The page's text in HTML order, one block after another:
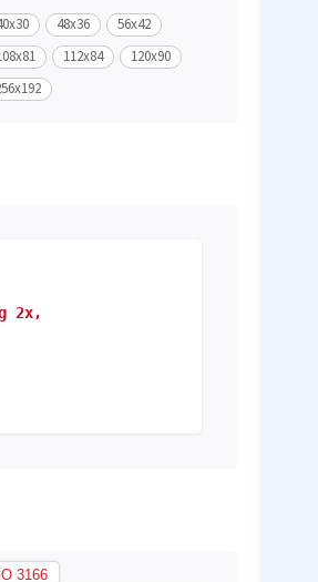
48x36
56x42
112x84
120x90
2x,
3166